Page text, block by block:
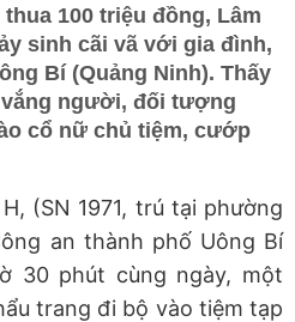
100 triệu đồng, Lâm
sinh cãi vã với gia đình,
Bí (Quảng Ninh). Thấy
người, đối tượng
cổ nữ chủ tiệm, cướp
(SN 1971, trú tại phường
an thành phố Uông Bí
30 phút cùng ngày, một
trang đi bộ vào tiệm tạp